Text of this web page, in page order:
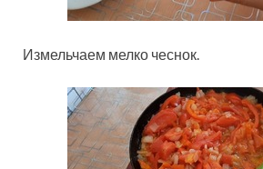
Измельчаем мелко чеснок.